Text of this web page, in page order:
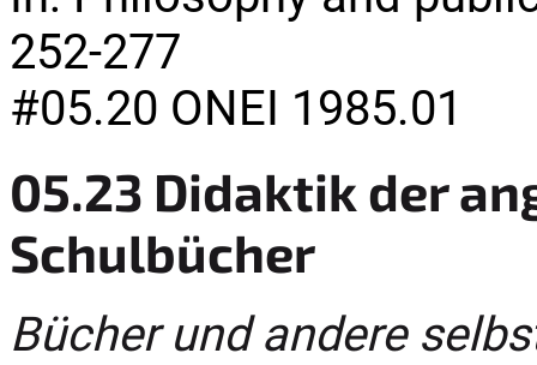
252-277
#05.20 ONEI 1985.01
05.23 Didaktik der
Schulbücher
Bücher und andere